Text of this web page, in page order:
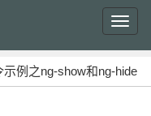
示例之ng-show和ng-hide